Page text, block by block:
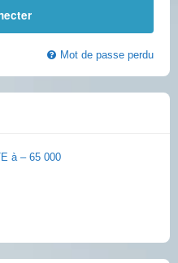
Mot de passe perdu
à – 65 000